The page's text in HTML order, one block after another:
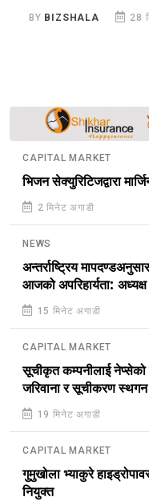
BY BIZSHALA 28
CAPITAL MARKET
भिजन सेक्युरिटिजद्वारा
2 मिनेट अगाडी
NEWS
अन्तर्राष्ट्रिय
आजको अपरिहार्यता:
15 मिनेट अगाडी
CAPITAL MARKET
सूचीकृत कम्पनीलाई
जरिवाना र सूचीकरण
19 मिनेट अगाडी
CAPITAL MARKET
गुमुखोला भ्याकुरे
नियुक्त